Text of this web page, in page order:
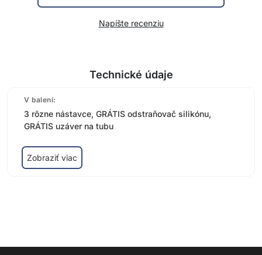
Napíšte recenziu
Technické údaje
V balení:
3 rôzne nástavce, GRÁTIS odstraňovač silikónu,
GRÁTIS uzáver na tubu
Zobraziť viac